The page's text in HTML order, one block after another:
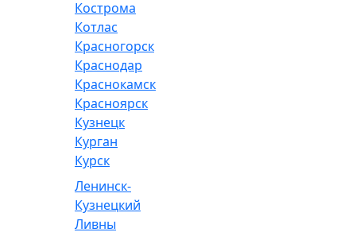
Кострома
Котлас
Красногорск
Краснодар
Краснокамск
Красноярск
Кузнецк
Курган
Курск
Ленинск-
Кузнецкий
Ливны